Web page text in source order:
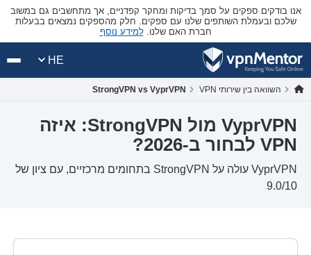
אנו בודקים ספקים על סמך בדיקות ומחקר קפדניים, אך מתחשבים גם במשוב
שלכם ובעמלת השותפים שלנו עם ספקים. חלק מהספקים נמצאים בבעלות
חברת האם שלנו.למידע נוסף
HE
השוואה בין שירותי VPN StrongVPN vs VyprVPN
VyprVPN מול StrongVPN: איזה
VPN לבחור ב-2026?
VyprVPN עולה על StrongVPN בתחומים מרכזיים, עם ציון של
9.0/10